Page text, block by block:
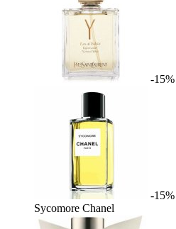
-15%
-15%
Sycomore Chanel